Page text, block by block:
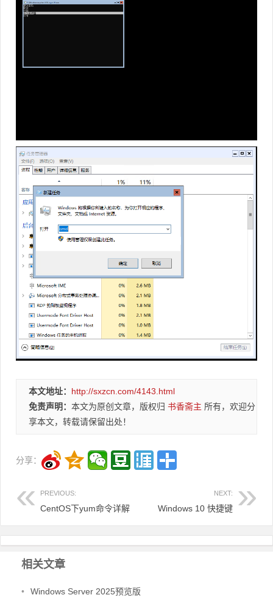
本文地址： http://sxzcn.com/4143.html
免责声明： 本文为原创文章，版权归 书香斋主 所有，欢迎分
享本文，转载请保留出处！
分享：
PREVIOUS:
CentOS下yum命令详解
NEXT:
Windows 10 快捷键
相关文章
• Windows Server 2025预览版